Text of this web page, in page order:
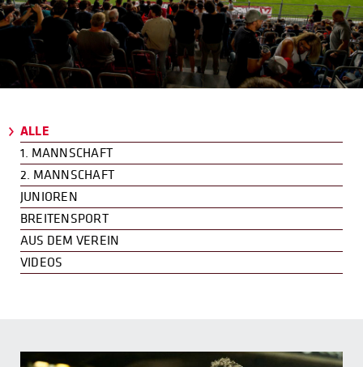
ALLE
1. MANNSCHAFT
2. MANNSCHAFT
JUNIOREN
BREITENSPORT
AUS DEM VEREIN
VIDEOS